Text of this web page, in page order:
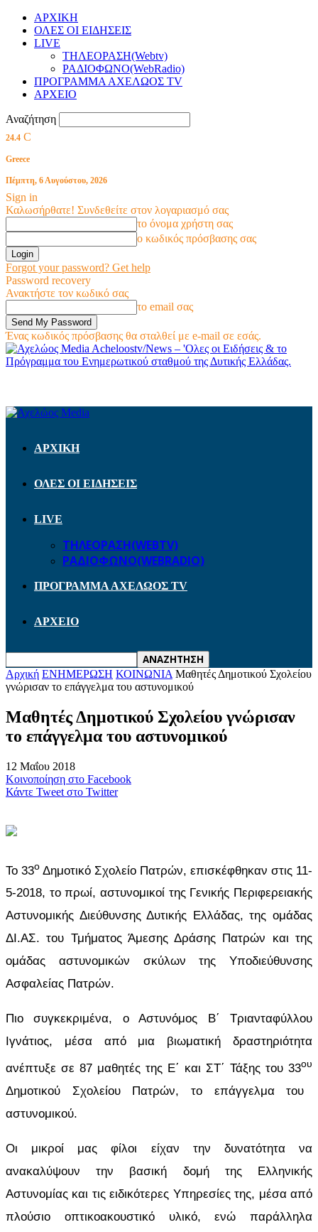
ΑΡΧΙΚΗ
ΟΛΕΣ ΟΙ ΕΙΔΗΣΕΙΣ
LIVE
ΤΗΛΕΟΡΑΣΗ(Webtv)
ΡΑΔΙΟΦΩΝΟ(WebRadio)
ΠΡΟΓΡΑΜΜΑ ΑΧΕΛΩΟΣ TV
ΑΡΧΕΙΟ
Αναζήτηση
24.4 C
Greece
Πέμπτη, 6 Αυγούστου, 2026
Sign in
Καλωσήρθατε! Συνδεθείτε στον λογαριασμό σας
το όνομα χρήστη σας
ο κωδικός πρόσβασης σας
Forgot your password? Get help
Password recovery
Ανακτήστε τον κωδικό σας
το email σας
Ένας κωδικός πρόσβασης θα σταλθεί με e-mail σε εσάς.
Acheloostv/News – 'Ολες οι Ειδήσεις & το
Πρόγραμμα του Ενημερωτικού σταθμού της Δυτικής Ελλάδας.
ΑΡΧΙΚΗ
ΟΛΕΣ ΟΙ ΕΙΔΗΣΕΙΣ
LIVE
ΤΗΛΕΟΡΑΣΗ(WEBTV)
ΡΑΔΙΟΦΩΝΟ(WEBRADIO)
ΠΡΟΓΡΑΜΜΑ ΑΧΕΛΩΟΣ TV
ΑΡΧΕΙΟ
Αρχική ΕΝΗΜΕΡΩΣΗ ΚΟΙΝΩΝΙΑ Μαθητές Δημοτικού Σχολείου
γνώρισαν το επάγγελμα του αστυνομικού
Μαθητές Δημοτικού Σχολείου γνώρισαν
το επάγγελμα του αστυνομικού
12 Μαΐου 2018
Κοινοποίηση στο Facebook
Κάντε Tweet στο Twitter
Το 33ο Δημοτικό Σχολείο Πατρών, επισκέφθηκαν στις 11-
5-2018, το πρωί, αστυνομικοί της Γενικής Περιφερειακής
Αστυνομικής Διεύθυνσης Δυτικής Ελλάδας, της ομάδας
ΔΙ.ΑΣ. του Τμήματος Άμεσης Δράσης Πατρών και της
ομάδας αστυνομικών σκύλων της Υποδιεύθυνσης
Ασφαλείας Πατρών.
Πιο συγκεκριμένα, ο Αστυνόμος Β΄ Τριανταφύλλου
Ιγνάτιος, μέσα από μια βιωματική δραστηριότητα
ανέπτυξε σε 87 μαθητές της Ε΄ και ΣΤ΄ Τάξης του 33ου
Δημοτικού Σχολείου Πατρών, το επάγγελμα του
αστυνομικού.
Οι μικροί μας φίλοι είχαν την δυνατότητα να
ανακαλύψουν την βασική δομή της Ελληνικής
Αστυνομίας και τις ειδικότερες Υπηρεσίες της, μέσα από
πλούσιο οπτικοακουστικό υλικό, ενώ παράλληλα